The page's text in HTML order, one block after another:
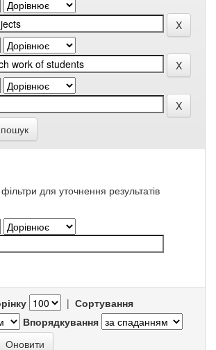
для уточнення результатів
| Сортування
Впорядкування